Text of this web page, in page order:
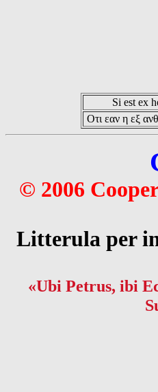
Si est ex
Οτι εαν η εξ
© 2006
Litterula per
«Ubi Petrus, ibi